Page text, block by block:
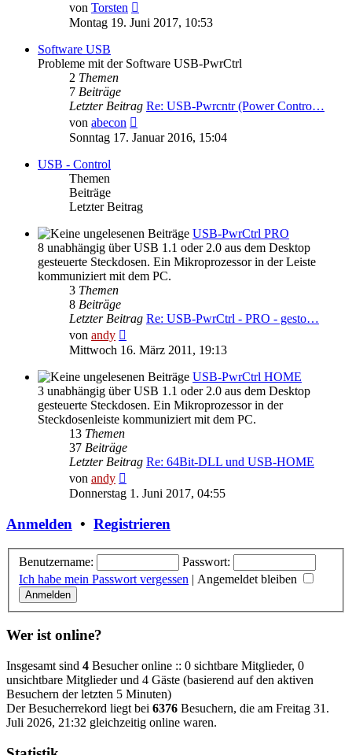
von Torsten
Beitrag
Montag 19. Juni 2017, 10:53
Software USB
Probleme mit der Software USB-PwrCtrl
2 Themen
7 Beiträge
Letzter Beitrag Re: USB-Pwrcntr (Power Contro…
von abecon
Beitrag
Sonntag 17. Januar 2016, 15:04
USB - Control
Themen
Beiträge
Letzter Beitrag
USB-PwrCtrl PRO
8 unabhängig über USB 1.1 oder 2.0 aus dem Desktop
gesteuerte Steckdosen. Ein Mikroprozessor in der Leiste
kommuniziert mit dem PC.
3 Themen
8 Beiträge
Letzter Beitrag Re: USB-PwrCtrl - PRO - gesto…
von andy
Beitrag
Mittwoch 16. März 2011, 19:13
USB-PwrCtrl HOME
3 unabhängig über USB 1.1 oder 2.0 aus dem Desktop
gesteuerte Steckdosen. Ein Mikroprozessor in der
Steckdosenleiste kommuniziert mit dem PC.
13 Themen
37 Beiträge
Letzter Beitrag Re: 64Bit-DLL und USB-HOME
von andy
Beitrag
Donnerstag 1. Juni 2017, 04:55
Anmelden • Registrieren
Benutzername:
Passwort:
Ich habe mein Passwort vergessen | Angemeldet bleiben
Wer ist online?
Insgesamt sind 4 Besucher online :: 0 sichtbare Mitglieder, 0
unsichtbare Mitglieder und 4 Gäste (basierend auf den aktiven
Besuchern der letzten 5 Minuten)
Der Besucherrekord liegt bei 6376 Besuchern, die am Freitag 31.
Juli 2026, 21:32 gleichzeitig online waren.